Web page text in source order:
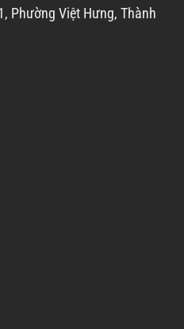
Phường Việt Hưng, Thành